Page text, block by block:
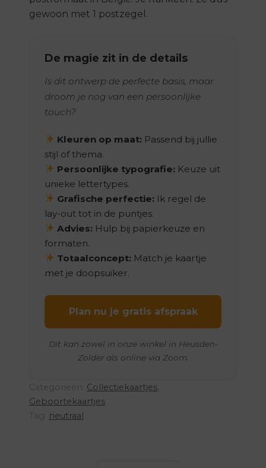
gewoon met 1 postzegel.
De magie zit in de details
Is dit ontwerp de perfecte basis, maar
droom je nog van een persoonlijke
touch?
Kleuren op maat: Passend bij jullie
stijl of thema.
Persoonlijke typografie: Keuze uit
unieke lettertypes.
Grafische perfectie: Ik regel de
lay-out tot in de puntjes.
Advies: Hulp bij papierkeuze en
formaten.
Totaalconcept: Match je kaartje
met je doopsuiker.
Plan nu je gratis afspraak
Dit kan zowel in onze winkel in Heusden-
Zolder als online via Zoom.
Collectiekaartjes
Geboortekaartjes
neutraal